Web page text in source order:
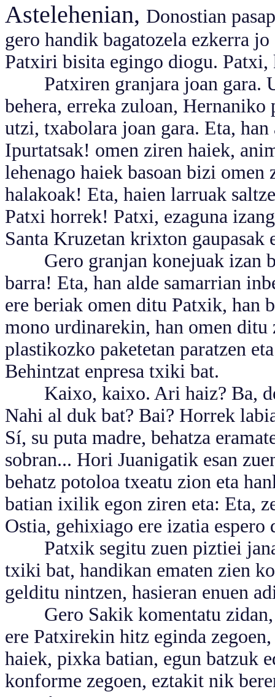
Astelehenian, Donostian
gero handik bagatozela ezkerra
Patxiri bisita egingo diogu. Patxi,
Patxiren granjara joan gara.
behera, erreka zuloan,
utzi, txabolara joan gara. Eta,
Ipurtatsak! omen ziren haiek,
lehenago haiek basoan bizi
halakoak! Eta, haien larruak
Patxi horrek! Patxi, ezaguna
Santa Kruzetan krixton
Gero granjan konejuak izan
barra! Eta, han alde samarrian
ere beriak omen ditu Patxik, han
mono urdinarekin, han omen ditu
plastikozko paketetan paratzen
Behintzat enpresa txiki bat.
Kaixo, kaixo. Ari haiz? Ba,
Nahi al duk bat? Bai? Horrek
Sí, su puta madre, behatza
sobran... Hori Juanigatik esan
behatz potoloa txeatu zion eta
batian ixilik egon ziren eta: Eta,
Ostia, gehixiago ere izatia espero
Patxik segitu zuen piztiei jana
txiki bat, handikan ematen zien
gelditu nintzen, hasieran enuen
Gero Sakik komentatu zidan,
ere Patxirekin hitz eginda
haiek, pixka batian, egun batzuk
konforme zegoen, eztakit nik